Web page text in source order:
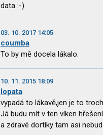
data :-)
03. 10. 2017 14:05
coumba
To by mě docela lákalo.
10. 11. 2015 18:09
lopata
vypadá to lákavě,jen je to
Já budu mít v ten víken
a zdravé dortíky tam asi